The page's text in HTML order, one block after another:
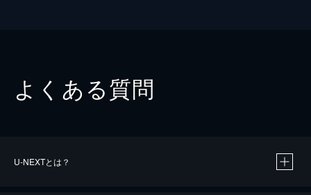
よくある質問
U-NEXTとは？